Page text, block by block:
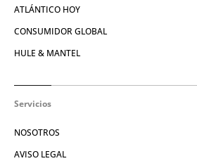
ATLÁNTICO HOY
CONSUMIDOR GLOBAL
HULE & MANTEL
Servicios
NOSOTROS
AVISO LEGAL